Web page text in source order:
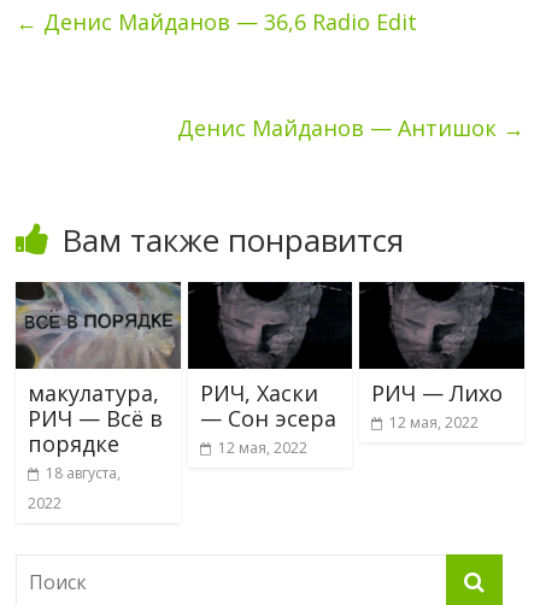
← Денис Майданов — 36,6 Radio Edit
Денис Майданов — Антишок →
Вам также понравится
макулатура,
РИЧ — Всё в
порядке
18 августа,
2022
РИЧ, Хаски
— Сон эсера
12 мая, 2022
РИЧ — Лихо
12 мая, 2022